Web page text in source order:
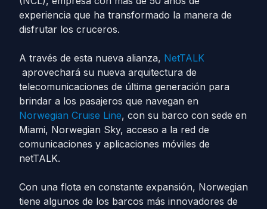
experiencia que ha transformado la manera de
disfrutar los cruceros.
A través de esta nueva alianza, NetTALK
aprovechará su nueva arquitectura de
telecomunicaciones de última generación para
brindar a los pasajeros que navegan en
Norwegian Cruise Line, con su barco con sede en
Miami, Norwegian Sky, acceso a la red de
comunicaciones y aplicaciones móviles de
netTALK.
Con una flota en constante expansión, Norwegian
tiene algunos de los barcos más innovadores de